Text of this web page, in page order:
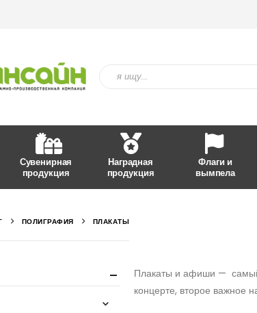
Сувенирная
продукция
Наградная
продукция
Флаги и
вымпела
ПОЛИГРАФИЯ ПЛАКАТЫ
Плакаты и афиши — самый
концерте, второе важное